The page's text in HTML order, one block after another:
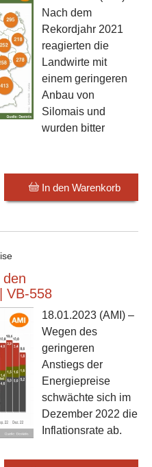
Nach dem
Rekordjahr 2021
reagierten die
Landwirte mit
einem geringeren
Anbau von
Silomais und
wurden bitter
In den Warenkorb
VB-558
18.01.2023 (AMI) –
Wegen des
geringeren
Anstiegs der
Energiepreise
schwächte sich im
Dezember 2022 die
Inflationsrate ab.